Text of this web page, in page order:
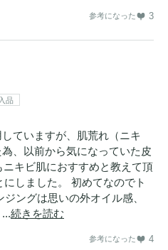
参考になった 3
品
ていますが、肌荒れ（ニキ
、以前から気になっていた皮
キビ肌におすすめと教えて頂
しました。 初めてなのでト
ングは思いの外オイル感、
続きを読む
参考になった 4